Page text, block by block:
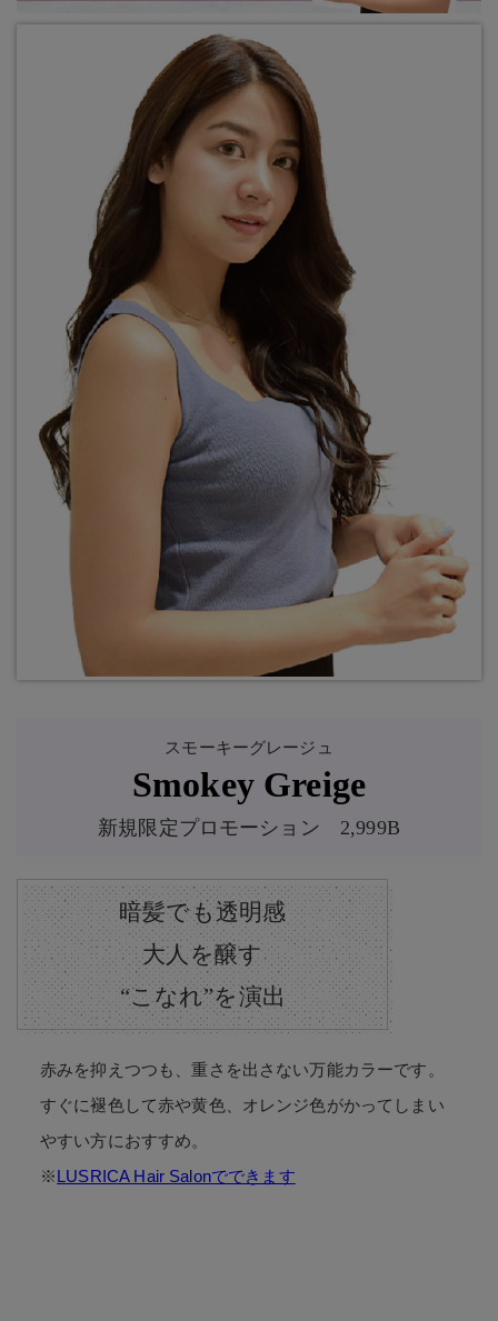
スモーキーグレージュ
Smokey Greige
新規限定プロモーション 2,999B
暗髪でも透明感
大人を醸す
“こなれ”を演出
赤みを抑えつつも、重さを出さない万能カラーです。
すぐに褪色して赤や黄色、オレンジ色がかってしまい
やすい方におすすめ。
※LUSRICA Hair Salonでできます